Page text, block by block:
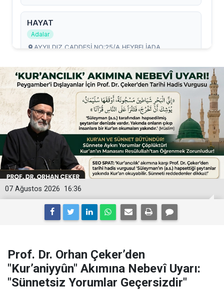
16:36
07 Ağustos 2026
Prof. Dr. Orhan Çeker’den
"Kur’aniyyûn" Akımına Nebevî Uyarı:
"Sünnetsiz Yorumlar Geçersizdir"